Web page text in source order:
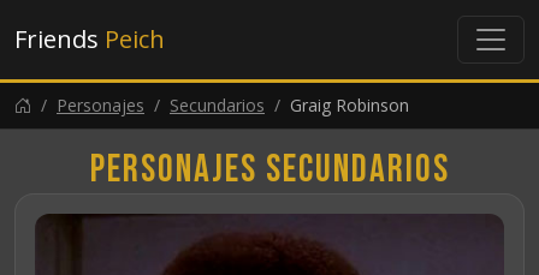
Friends Peich
Personajes Secundarios Graig Robinson
Personajes secundarios